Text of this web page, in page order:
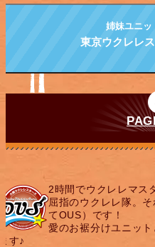
姉妹ユニッ
東京ウクレレ
2時間でウクレレマス
屈指のウクレレ隊。
てOUS）です！
愛のお裾分けユニッ
す♪